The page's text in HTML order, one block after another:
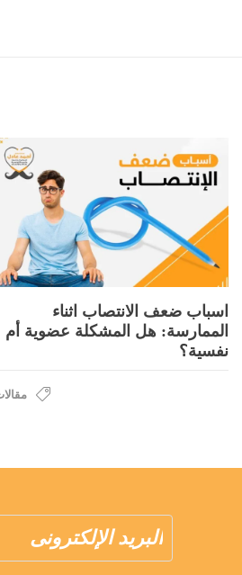
اسباب ضعف الانتصاب اثناء
الممارسة: هل المشكلة عضوية أم
نفسية؟